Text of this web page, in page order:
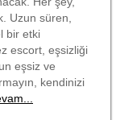
Uzun süren,
bir etki
escort, eşsizliği
eşsiz ve
kendinizi